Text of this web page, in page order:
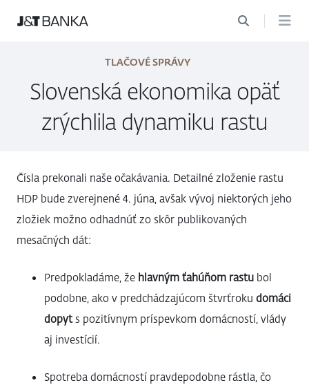
TLAČOVÉ SPRÁVY
Slovenská ekonomika opäť
zrýchlila dynamiku rastu
Čísla prekonali naše očakávania. Detailné zloženie rastu
HDP bude zverejnené 4. júna, avšak vývoj niektorých jeho
zložiek možno odhadnúť zo skôr publikovaných
mesačných dát:
Predpokladáme, že hlavným ťahúňom rastu bol
podobne, ako v predchádzajúcom štvrťroku domáci
dopyts pozitívnym príspevkom domácností, vlády
aj investícií.
Spotreba domácností pravdepodobne rástla, čo